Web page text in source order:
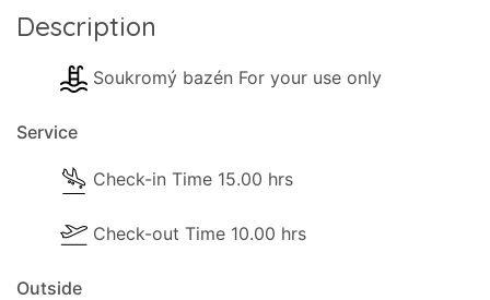
Description
Soukromý bazén For your use only
Service
Check-in Time 15.00 hrs
Check-out Time 10.00 hrs
Outside